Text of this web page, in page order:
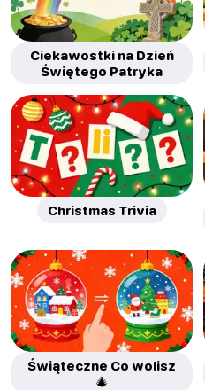
Ciekawostki na Dzień
Świętego Patryka
Christmas Trivia
Świąteczne Co wolisz
🎄